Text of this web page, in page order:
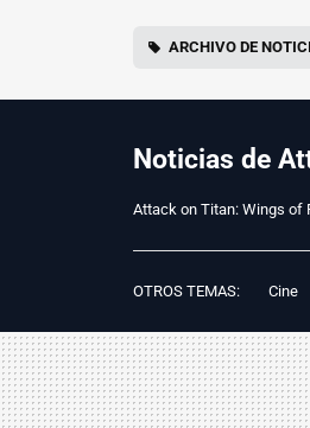
ARCHIVO DE
Noticias de
Attack on Titan: Wings of
OTROS TEMAS: Cine